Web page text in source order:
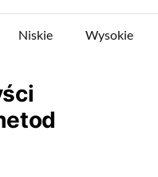
Niskie Wysokie